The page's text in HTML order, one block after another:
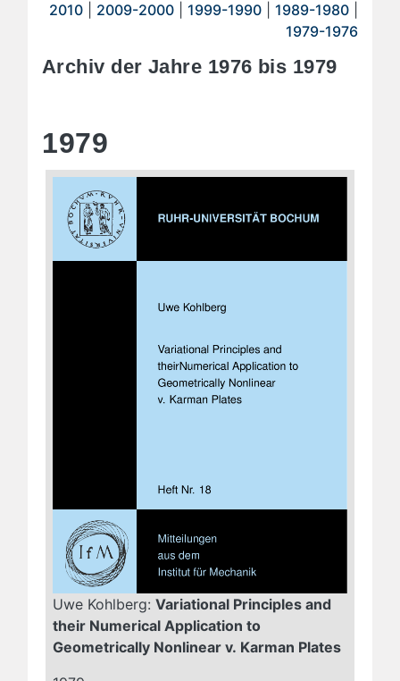
2010
2009-2000 1999-1990 1989-1980
1979-1976
Archiv der Jahre 1976 bis 1979
1979
Uwe Kohlberg: Variational Principles and
their Numerical Application to
Geometrically Nonlinear v. Karman Plates